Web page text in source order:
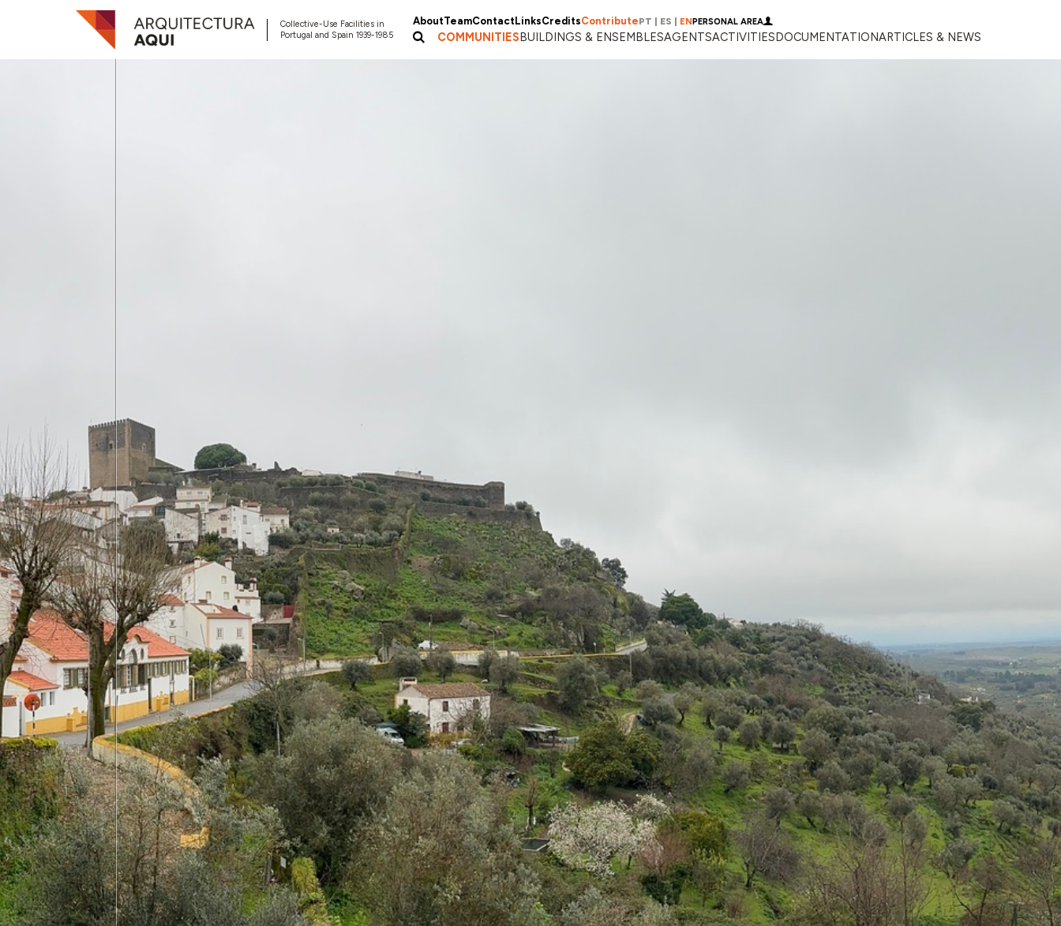
Collective-Use Facilities in
Portugal and Spain 1939-1985
AboutTeamContactLinksCreditsContributePT ES ENPERSONAL AREA
COMMUNITIESBUILDINGS & ENSEMBLESAGENTSACTIVITIESDOCUMENTATIONARTICLES & NEWS